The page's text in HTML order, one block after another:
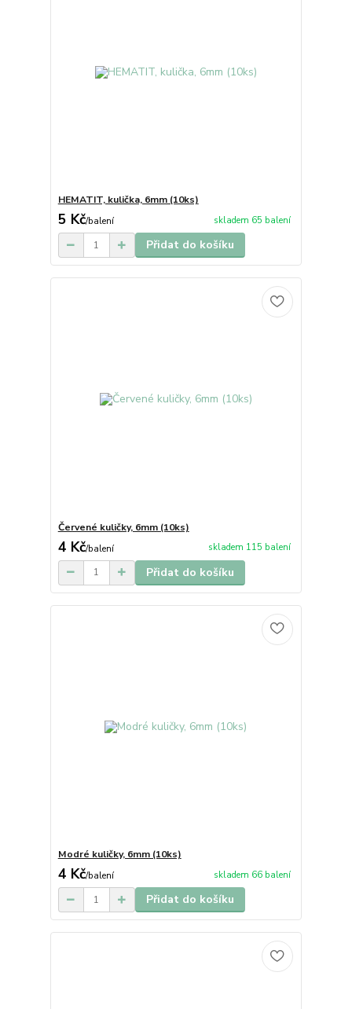
HEMATIT, kulička, 6mm (10ks)
5 Kč/balení skladem 65 balení
Přidat do košíku
Červené kuličky, 6mm (10ks)
4 Kč/balení skladem 115 balení
Přidat do košíku
Modré kuličky, 6mm (10ks)
4 Kč/balení skladem 66 balení
Přidat do košíku